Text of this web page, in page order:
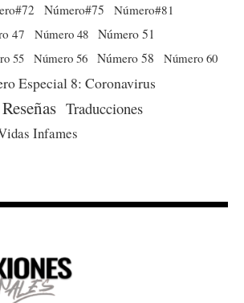
Número#75
Número#81
47 Número 48 Número 51
55 Número 56 Número 58
Número 60
Especial 8: Coronavirus
Reseñas Traducciones
Infames